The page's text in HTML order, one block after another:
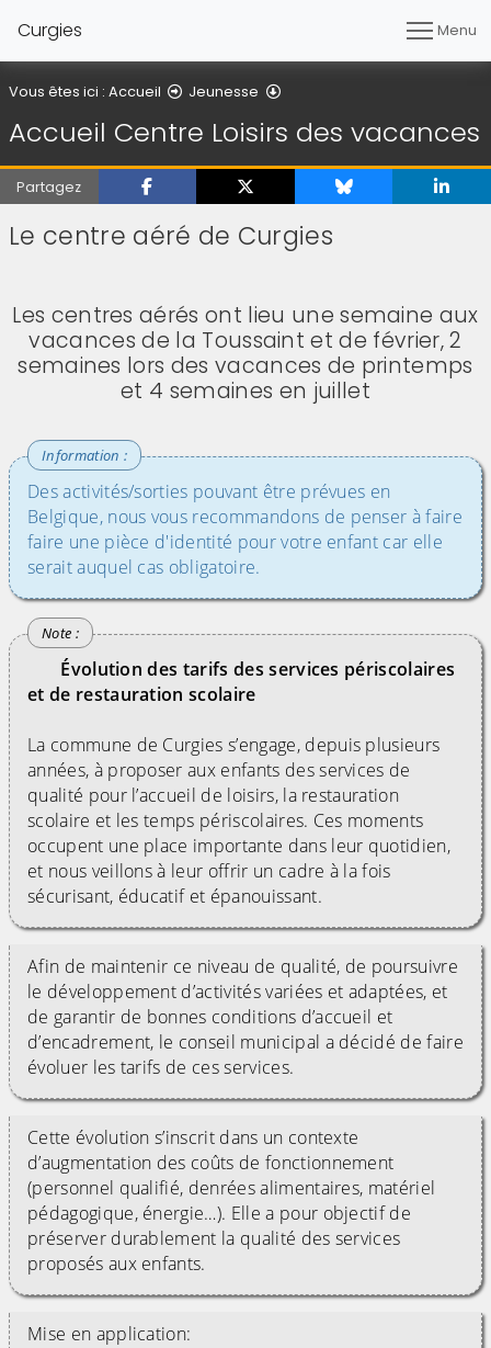
Curgies Menu
Vous êtes ici : Accueil Jeunesse
Accueil Centre Loisirs des vacances
Partagez
Le centre aéré de Curgies
Les centres aérés ont lieu une semaine aux
vacances de la Toussaint et de février, 2
semaines lors des vacances de printemps
et 4 semaines en juillet
Des activités/sorties pouvant être prévues en
Belgique, nous vous recommandons de penser à faire
faire une pièce d'identité pour votre enfant car elle
serait auquel cas obligatoire.
Évolution des tarifs des services périscolaires
et de restauration scolaire
La commune de Curgies s’engage, depuis plusieurs
années, à proposer aux enfants des services de
qualité pour l’accueil de loisirs, la restauration
scolaire et les temps périscolaires. Ces moments
occupent une place importante dans leur quotidien,
et nous veillons à leur offrir un cadre à la fois
sécurisant, éducatif et épanouissant.
Afin de maintenir ce niveau de qualité, de poursuivre
le développement d’activités variées et adaptées, et
de garantir de bonnes conditions d’accueil et
d’encadrement, le conseil municipal a décidé de faire
évoluer les tarifs de ces services.
Cette évolution s’inscrit dans un contexte
d’augmentation des coûts de fonctionnement
(personnel qualifié, denrées alimentaires, matériel
pédagogique, énergie…). Elle a pour objectif de
préserver durablement la qualité des services
proposés aux enfants.
Mise en application: